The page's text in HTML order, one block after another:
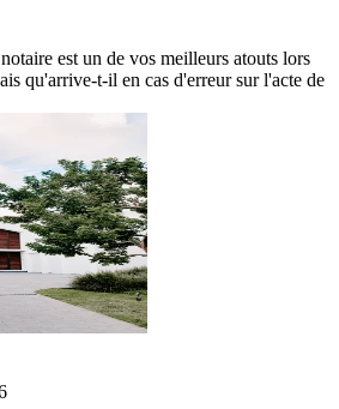
est un de vos meilleurs atouts lors
qu'arrive-t-il en cas d'erreur sur l'acte de